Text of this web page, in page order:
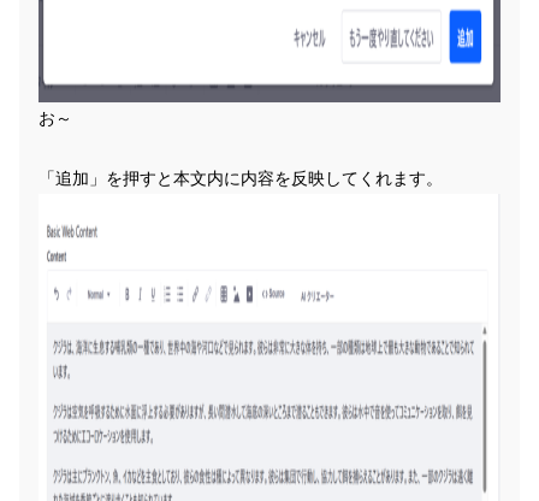
お～
「追加」を押すと本文内に内容を反映してくれます。